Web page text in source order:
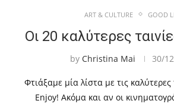
ART & CULTURE GOOD
Οι 20 καλύτερες
by Christina Mai 30/
Φτιάξαμε μία λίστα με τις καλύτερες
Enjoy! Ακόμα και αν οι